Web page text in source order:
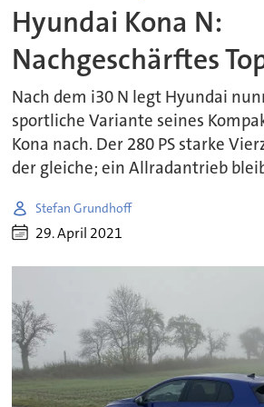
Hyundai Kona N:
Nachgeschärftes
Nach dem i30 N legt Hyundai
sportliche Variante seines
Kona nach. Der 280 PS starke
der gleiche; ein Allradantrieb
Stefan Grundhoff
29. April 2021